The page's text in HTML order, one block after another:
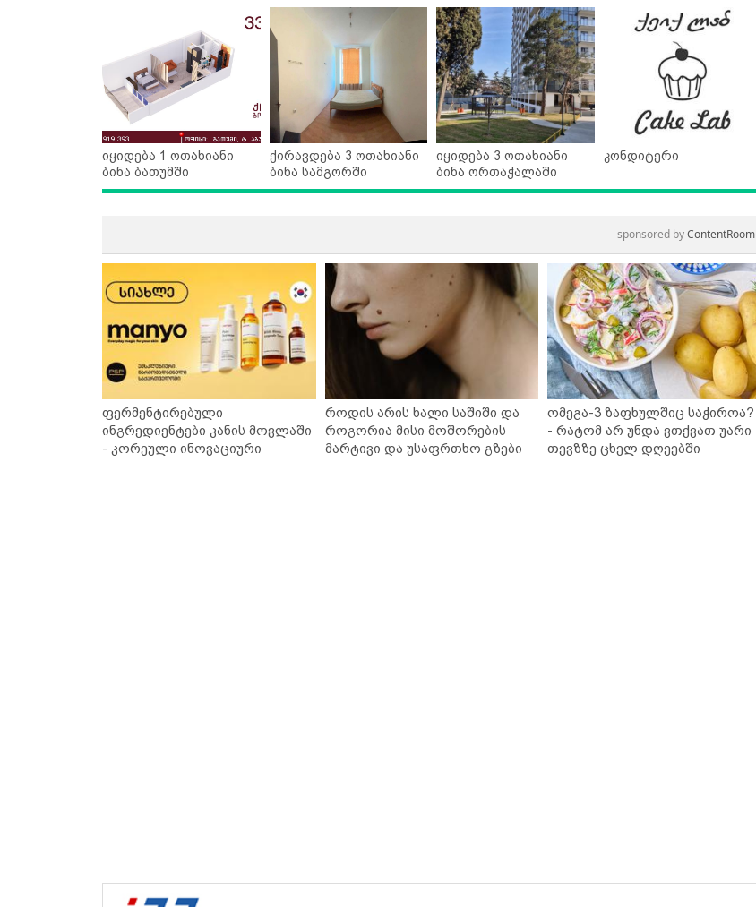
იყიდება 1 ოთახიანი
ბინა ბათუმში
ქირავდება 3 ოთახიანი
ბინა სამგორში
იყიდება 3 ოთახიანი
ბინა ორთაჭალაში
კონდიტერი
sponsored byContentRoom
ფერმენტირებული
ინგრედიენტები კანის მოვლაში
- კორეული ინოვაციური
როდის არის ხალი საშიში და
როგორია მისი მოშორების
მარტივი და უსაფრთხო გზები
ომეგა-3 ზაფხულშიც საჭიროა?
- რატომ არ უნდა ვთქვათ უარი
თევზზე ცხელ დღეებში